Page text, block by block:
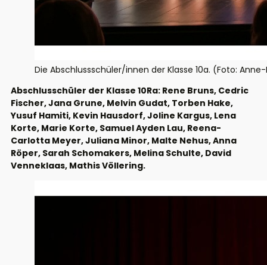
Die Abschlussschüler/innen der Klasse 10a. (Foto:
Abschlusschüler der Klasse 10Ra: Rene Bruns, Cedric
Fischer, Jana Grune, Melvin Gudat, Torben Hake,
Yusuf Hamiti, Kevin Hausdorf, Joline Kargus, Lena
Korte, Marie Korte, Samuel Ayden Lau, Reena-
Carlotta Meyer, Juliana Minor, Malte Nehus, Anna
Röper, Sarah Schomakers, Melina Schulte, David
Venneklaas, Mathis Völlering.